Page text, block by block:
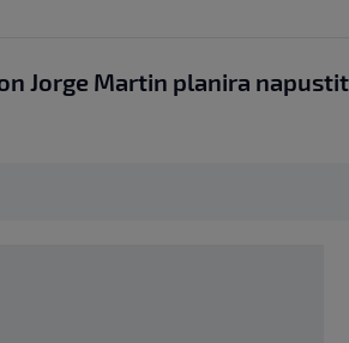
Jorge Martin planira